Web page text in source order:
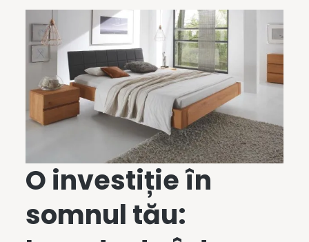
O investiție în
somnul tău: